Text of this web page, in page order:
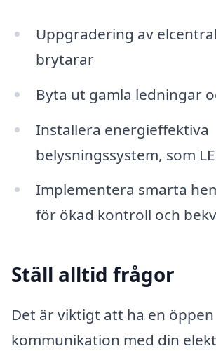
Uppgradering av
brytarar
Byta ut gamla ledningar
Installera energieffektiva
belysningssystem, som
Implementera smarta
för ökad kontroll och
Ställ alltid frågor
Det är viktigt att ha en öppen
kommunikation med din